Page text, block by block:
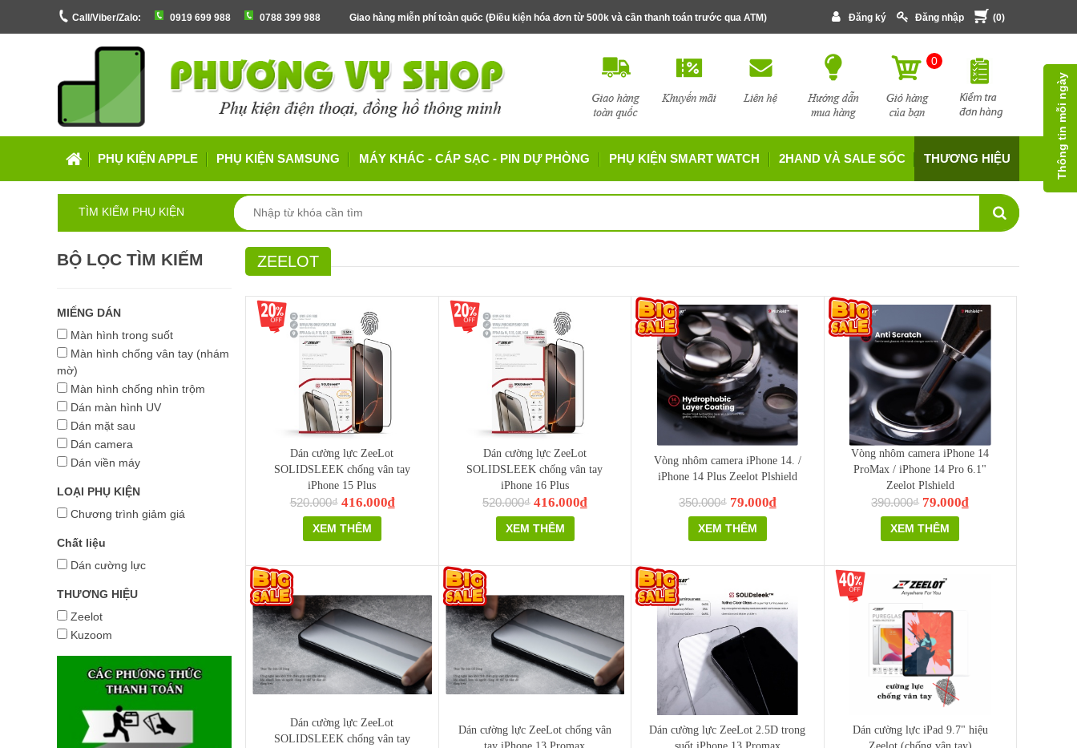
Call/Viber/Zalo: 0919 699 988 0788 399 988 Giao hàng miễn phí toàn quốc (Điều kiện hóa đơn từ 500k và cần thanh toán trước qua ATM) Đăng ký Đăng nhập (0)
0
PHỤ KIỆN APPLE PHỤ KIỆN SAMSUNG MÁY KHÁC - CÁP SẠC - PIN DỰ PHÒNG PHỤ KIỆN SMART WATCH 2HAND VÀ SALE SỐC THƯƠNG HIỆU
TÌM KIẾM PHỤ KIỆN
BỘ LỌC TÌM KIẾM
MIẾNG DÁN
Màn hình trong suốt
Màn hình chống vân tay (nhám
mờ)
Màn hình chống nhìn trộm
Dán màn hình UV
Dán mặt sau
Dán camera
Dán viền máy
LOẠI PHỤ KIỆN
Chương trình giảm giá
Chất liệu
Dán cường lực
THƯƠNG HIỆU
Zeelot
Kuzoom
ZEELOT
Dán cường lực ZeeLot
SOLIDSLEEK chống vân tay
iPhone 15 Plus
520.000₫ 416.000₫
XEM THÊM
Dán cường lực ZeeLot
SOLIDSLEEK chống vân tay
iPhone 16 Plus
520.000₫ 416.000₫
XEM THÊM
Vòng nhôm camera iPhone 14. /
iPhone 14 Plus Zeelot Plshield
350.000₫ 79.000₫
XEM THÊM
Vòng nhôm camera iPhone 14
ProMax / iPhone 14 Pro 6.1"
Zeelot Plshield
390.000₫ 79.000₫
XEM THÊM
Dán cường lực ZeeLot
SOLIDSLEEK chống vân tay
Dán cường lực ZeeLot chống vân
Dán cường lực ZeeLot 2.5D trong
Dán cường lực iPad 9.7" hiệu
Thông tin mỗi ngày